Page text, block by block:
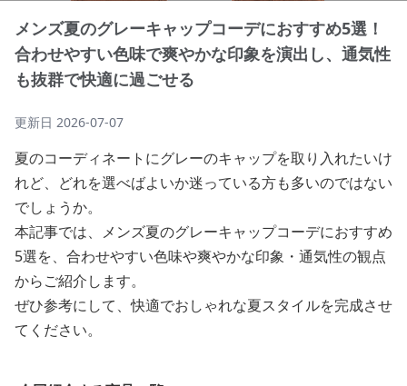
メンズ夏のグレーキャップコーデにおすすめ5選！
合わせやすい色味で爽やかな印象を演出し、通気性
も抜群で快適に過ごせる
更新日 2026-07-07
夏のコーディネートにグレーのキャップを取り入れたいけ
れど、どれを選べばよいか迷っている方も多いのではない
でしょうか。
本記事では、メンズ夏のグレーキャップコーデにおすすめ
5選を、合わせやすい色味や爽やかな印象・通気性の観点
からご紹介します。
ぜひ参考にして、快適でおしゃれな夏スタイルを完成させ
てください。